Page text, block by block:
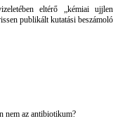
eltérő „kémiai
publikált kutatási
nem az antibiotikum?